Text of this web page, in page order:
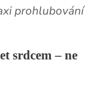
prohlubování
srdcem – ne